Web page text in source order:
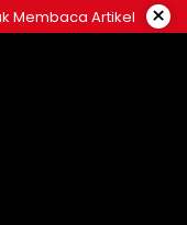
Membaca Artikel ×